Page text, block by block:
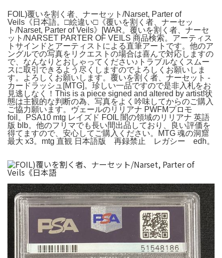
FOIL)覆いを割く者、ナーセット/Narset, Parter of
Veils《日本語。□絵違い□《覆いを割く者、ナーセッ
ト/Narset, Parter of Veils》[WAR。覆いを割く者、ナーセ
ット/NARSET PARTER OF VEILS 商品検索。アーティス
トサインドとアーティストによる直筆アートです。他のア
ングルでの写真をリクエストの場合は喜んで対応しますの
で、なんなりとおしゃってください♪トラブルなくスムー
スに取引できるよう尽くしますのでよろしくお願いしま
す。よろしくお願いします。覆いを割く者、ナーセット -
カードラッシュ[MTG]。珍しい一品ですので是非入札をお
見逃しなく！This is a piece signed and altered by artist!状
態は主観的な判断の為、写真をよく吟味してからのご購入
ご協力願います。ヴェールのリリアナ PWFMプロモ
foil。PSA10 mtg レイズド FOIL 闇の領域のリリアナ 英語
版 blb。他のフリマでも長い間出品しており、良い評価を
得てますので、安心してご購入ください。MTG 魂の洞窟
最大 x3。mtg 直観 日本語版 再録禁止 レガシー edh。